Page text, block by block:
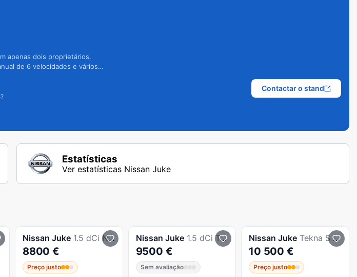
apenas dois proprietários.
de 6 velocidades e vários
Contactar o stand
Estatísticas
Ver estatísticas Nissan Juke
Nissan Juke 1.5 dCi N-Tec P.Ext.2 White L.
8800 €
Preço justo
Nissan Juke 1.5 dCi Tekna
9500 €
Sem avaliação
Nissan Juke Tekna S pack ext 2red
10 500 €
Preço justo